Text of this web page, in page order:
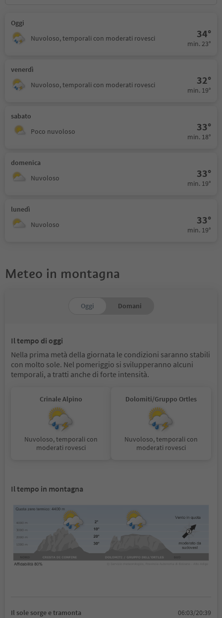
Oggi
Nuvoloso, temporali con moderati rovesci
34°
min. 23°
venerdì
Nuvoloso, temporali con moderati rovesci
32°
min. 19°
sabato
Poco nuvoloso
33°
min. 18°
domenica
Nuvoloso
33°
min. 19°
lunedì
Nuvoloso
33°
min. 19°
Meteo in montagna
Oggi Domani
Il tempo di oggi
Nella prima metà della giornata le condizioni saranno stabili
con molto sole. Nel pomeriggio si svilupperanno alcuni
temporali, a tratti anche di forte intensità.
Crinale Alpino
Nuvoloso, temporali con
moderati rovesci
Dolomiti/Gruppo Ortles
Nuvoloso, temporali con
moderati rovesci
Il tempo in montagna
Il sole sorge e tramonta 06:03/20:39